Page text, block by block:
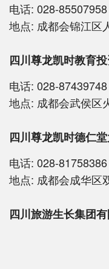
电话: 028-85507958
地点: 成都会锦江区
四川尊龙凯时教育
电话: 028-87439748
地点: 成都会武侯区
四川尊龙凯时德仁
电话: 028-81758386
地点: 成都会成华区
四川旅游生长集团